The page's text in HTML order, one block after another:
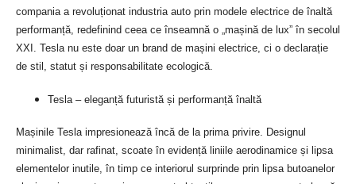
compania a revoluționat industria auto prin modele electrice de înaltă
performanță, redefinind ceea ce înseamnă o „mașină de lux” în secolul
XXI. Tesla nu este doar un brand de mașini electrice, ci o declarație
de stil, statut și responsabilitate ecologică.
Tesla – eleganță futuristă și performanță înaltă
Mașinile Tesla impresionează încă de la prima privire. Designul
minimalist, dar rafinat, scoate în evidență liniile aerodinamice și lipsa
elementelor inutile, în timp ce interiorul surprinde prin lipsa butoanelor